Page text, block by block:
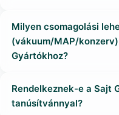
Milyen csomagolási
(vákuum/MAP/
Gyártókhoz?
Rendelkeznek-e a Sajt
tanúsítvánnyal?